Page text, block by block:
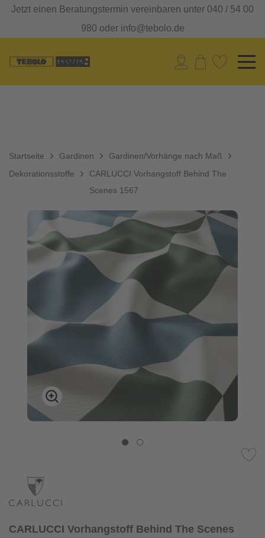
Jetzt einen Beratungstermin vereinbaren unter 040 / 54 00
980 oder info@tebolo.de
Startseite Gardinen
Gardinen/Vorhänge nach Maß
Dekorationsstoffe
CARLUCCI Vorhangstoff Behind The
Scenes 1567
CARLUCCI Vorhangstoff Behind The Scenes